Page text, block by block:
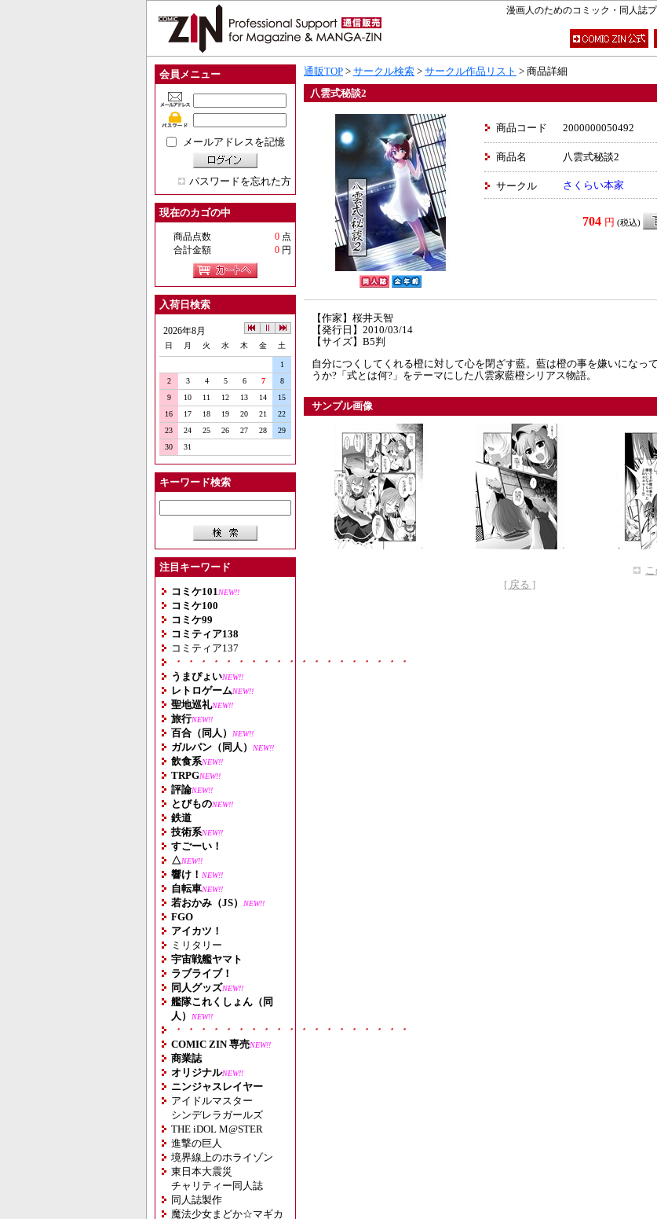
漫画人のためのコミック・同人誌
会員メニュー
メールアドレスを記憶
パスワードを忘れた方
現在のカゴの中
商品点数 0 点
合計金額
0 円
入荷日検索
2026年8月
日 月 火 水 木 金 土
1
2
3 4 5 6 7
8
9
10 11 12 13 14
15
16
17 18 19 20 21
22
23
24 25 26 27 28
29
30
31
キーワード検索
注目キーワード
コミケ101 NEW!!
コミケ100
コミケ99
コミティア138
コミティア137
・・・・・・・・・・・・・・・・・・・
うまぴょいNEW!!
レトロゲームNEW!!
聖地巡礼NEW!!
旅行NEW!!
百合（同人） NEW!!
ガルパン（同人） NEW!!
飲食系NEW!!
TRPGNEW!!
評論NEW!!
とびものNEW!!
鉄道
技術系NEW!!
すごーい！
△NEW!!
響け！ NEW!!
自転車NEW!!
若おかみ（JS） NEW!!
FGO
アイカツ！
ミリタリー
宇宙戦艦ヤマト
ラブライブ！
同人グッズNEW!!
艦隊これくしょん（同
人）
NEW!!
・・・・・・・・・・・・・・・・・・・
COMIC ZIN 専売NEW!!
商業誌
オリジナルNEW!!
ニンジャスレイヤー
アイドルマスター
シンデレラガールズ
THE iDOL M@STER
進撃の巨人
境界線上のホライゾン
東日本大震災
チャリティー同人誌
同人誌製作
魔法少女まどか☆マギカ
通販TOP > サークル検索 > サークル作品リスト > 商品詳細
八雲式秘談2
商品コード 2000000050492
商品名 八雲式秘談2
サークル さくらい本家
704 円 (税込)
【作家】桜井天智
【発行日】2010/03/14
【サイズ】B5判
自分につくしてくれる橙に対して心を閉ざす藍。藍は橙の事を嫌いになっ
うか?「式とは何?」をテーマにした八雲家藍橙シリアス物語。
サンプル画像
[ 戻る ]